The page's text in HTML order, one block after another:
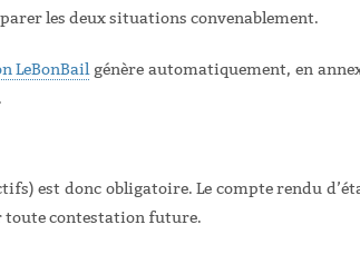
les deux situations convenablement.
LeBonBailgénère automatiquement, en
est donc obligatoire. Le compte rendu
toute contestation future.